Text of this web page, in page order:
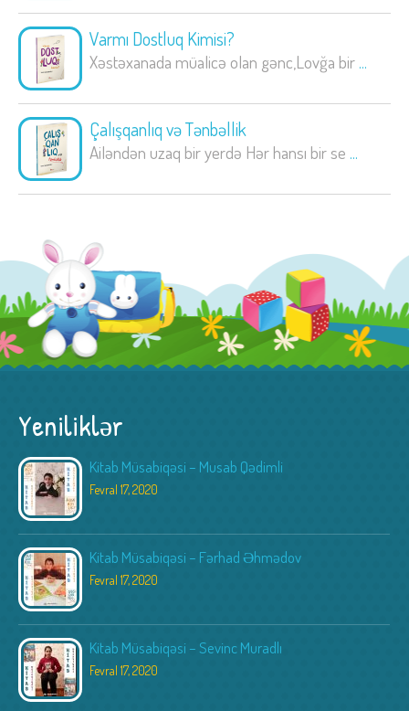
Varmı Dostluq Kimisi?
Xəstəxanada müalicə olan gənc,Lovğa bir ...
Çalışqanlıq və Tənbəllik
Ailəndən uzaq bir yerdə Hər hansı bir se ...
Yeniliklər
Kitab Müsabiqəsi – Musab Qədimli
Fevral 17, 2020
Kitab Müsabiqəsi – Fərhad Əhmədov
Fevral 17, 2020
Kitab Müsabiqəsi – Sevinc Muradlı
Fevral 17, 2020